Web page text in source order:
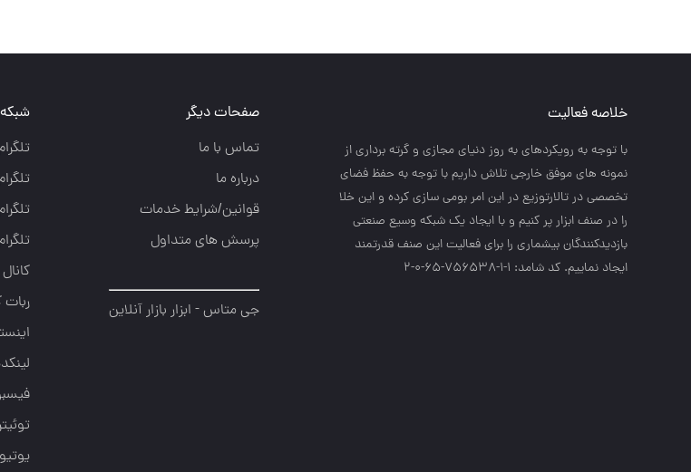
خلاصه فعالیت
با توجه به رويكردهاي به روز دنياي مجازي و گرته برداري از
نمونه هاي موفق خارجي تلاش داريم با توجه به حفظ فضاي
تخصصي در تالارتوزيع در اين امر بومي سازي كرده و اين خلا
را در صنف ابزار پر كنيم و با ايجاد يك شبكه وسيع صنعتي
بازديدكنندگان بيشماري را براي فعاليت اين صنف قدرتمند
ايجاد نماييم. کد شامد: 1-1-756538-65-0-2
صفحات دیگر
تماس با ما
درباره ما
قوانین/شرایط خدمات
پرسش های متداول
جی متاس - ابزار بازار آنلاین
ربات